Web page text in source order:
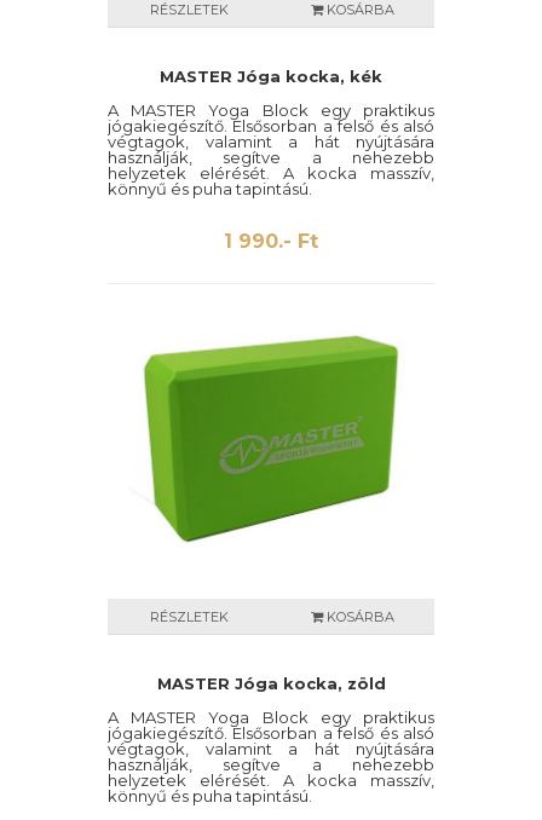
RÉSZLETEK KOSÁRBA
MASTER Jóga kocka, kék
A MASTER Yoga Block egy praktikus
jógakiegészítő. Elsősorban a felső és alsó
végtagok, valamint a hát nyújtására
használják, segítve a nehezebb
helyzetek elérését. A kocka masszív,
könnyű és puha tapintású.
1 990.- Ft
RÉSZLETEK KOSÁRBA
MASTER Jóga kocka, zöld
A MASTER Yoga Block egy praktikus
jógakiegészítő. Elsősorban a felső és alsó
végtagok, valamint a hát nyújtására
használják, segítve a nehezebb
helyzetek elérését. A kocka masszív,
könnyű és puha tapintású.